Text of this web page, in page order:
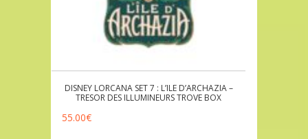
DISNEY LORCANA SET 7 : L’ILE D’ARCHAZIA –
TRESOR DES ILLUMINEURS TROVE BOX
55.00€